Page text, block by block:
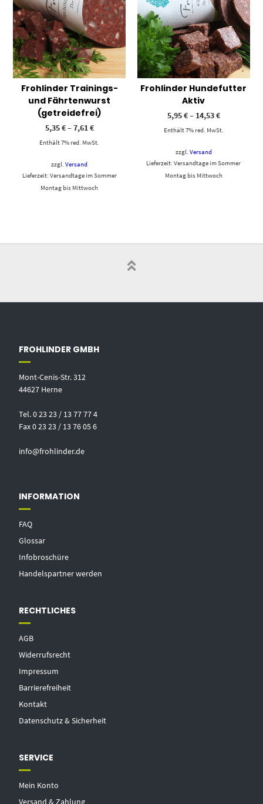
Frohlinder Trainings-
und Fährtenwurst
(getreidefrei)
5,35€–7,61€
Enthält 7% red. MwSt.
zzgl.Versand
Lieferzeit: Versandtage im Sommer
Montag bis Mittwoch
Frohlinder Hundefutter
Aktiv
5,95€– 14,53€
Enthält 7% red. MwSt.
zzgl. Versand
Lieferzeit: Versandtage im Sommer
Montag bis Mittwoch
FROHLINDER GMBH
Mont-Cenis-Str. 312
44627 Herne
Tel. 0 23 23 / 13 77 77 4
Fax 0 23 23 / 13 76 05 6
info@frohlinder.de
INFORMATION
FAQ
Glossar
Infobroschüre
Handelspartner werden
RECHTLICHES
AGB
Widerrufsrecht
Impressum
Barrierefreiheit
Kontakt
Datenschutz & Sicherheit
SERVICE
Mein Konto